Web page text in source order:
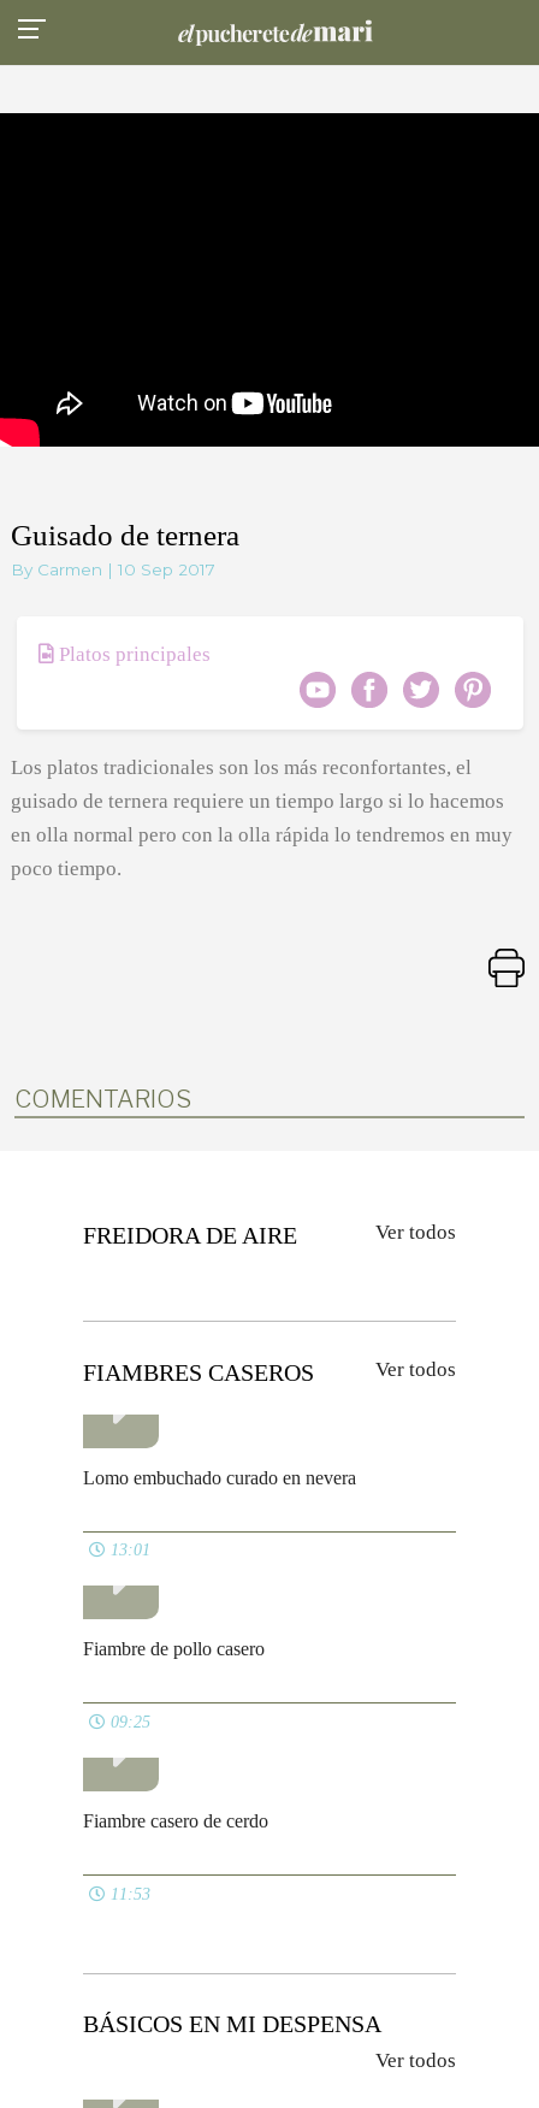
Guisado de ternera
By Carmen | 10 Sep 2017
Platos principales
Los platos tradicionales son los más reconfortantes, el
guisado de ternera requiere un tiempo largo si lo hacemos
en olla normal pero con la olla rápida lo tendremos en muy
poco tiempo.
COMENTARIOS
FREIDORA DE AIRE Ver todos
FIAMBRES CASEROS Ver todos
Lomo embuchado curado en nevera
13:01
Fiambre de pollo casero
09:25
Fiambre casero de cerdo
11:53
BÁSICOS EN MI DESPENSA
Ver todos